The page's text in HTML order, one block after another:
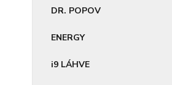
DR. POPOV
ENERGY
i9 LÁHVE